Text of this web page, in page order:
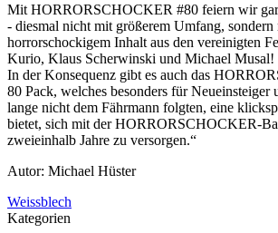
Mit HORRORSCHOCKER #80 feiern wir
- diesmal nicht mit größerem Umfang, sondern
horrorschockigem Inhalt aus den vereinigten
Kurio, Klaus Scherwinski und Michael Musal!
In der Konsequenz gibt es auch das
80 Pack, welches besonders für Neueinsteiger
lange nicht dem Fährmann folgten, eine
bietet, sich mit der HORRORSCHOCKER-
zweieinhalb Jahre zu versorgen.“
Autor: Michael Hüster
Weissblech
Kategorien